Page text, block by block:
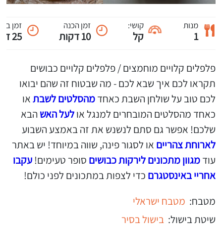
מנות
1
קושי:
קל
זמן הכנה
10 דקות
זמן
25 דקות
פלפלים קלויים מוחמצים / פלפלים קלויים כבושים
תקראו לכם איך שבא לכם - מה שבטוח זה שהם יבואו
לכם טוב על שולחן השבת כאחדמהסלטים לשבתאו
כאחד מהסלטים המובחרים למנגל אולעל האש הבא
שלכם! אפשר גם סתם לנשנש את זה באמצע השבוע
לארוחת צהריים או לסגור פינה, שווה במיוחד! יש באתר
עודמגוון מתכונים לירקות כבושים סופר טעימים! עקבו
אחריי באינסטגרם כדי לצפות במתכונים לפני כולם!
מטבח: מטבח ישראלי
שיטת בישול: בישול בסיר